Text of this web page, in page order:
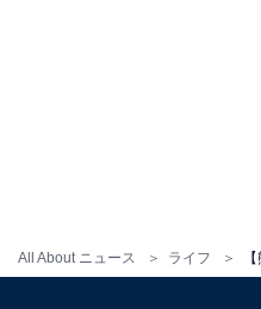
All About ニュース ライフ